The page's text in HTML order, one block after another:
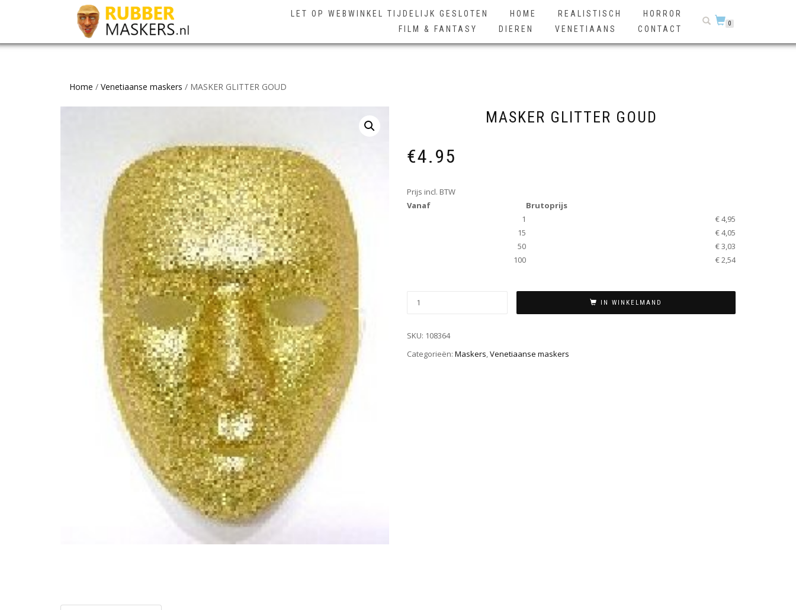
LET OP WEBWINKEL TIJDELIJK GESLOTEN HOME REALISTISCH
HORROR
FILM & FANTASY
DIEREN VENETIAANS CONTACT
0
Home / Venetiaanse maskers / MASKER GLITTER GOUD
MASKER GLITTER GOUD
€4.95
Prijs incl. BTW
Vanaf
Brutoprijs
1
€ 4,95
15
€ 4,05
50
€ 3,03
100
€ 2,54
IN WINKELMAND
SKU: 108364
Categorieën: Maskers Venetiaanse maskers